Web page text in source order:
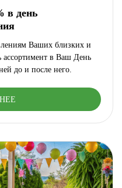
в день
Ваших близких и
ассортимент в Ваш День
до и после него.